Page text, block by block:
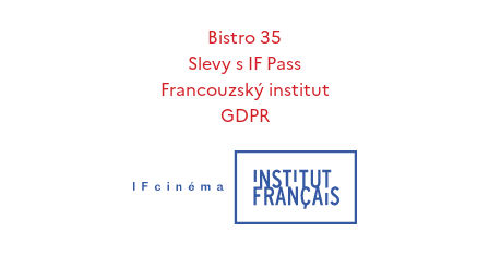
Bistro 35
Slevy s IF Pass
Francouzský institut
GDPR